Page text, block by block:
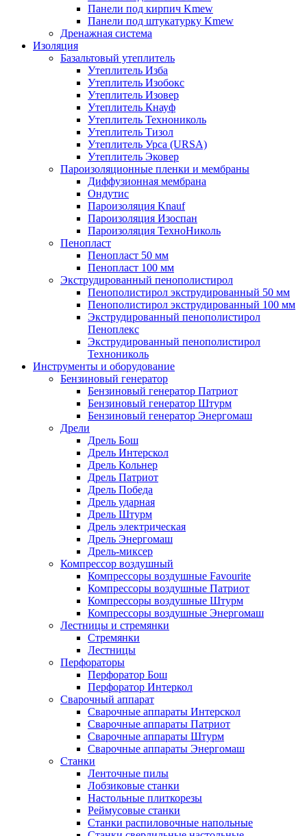
Панели под кирпич Kmew
Панели под штукатурку Kmew
Дренажная система
Изоляция
Базальтовый утеплитель
Утеплитель Изба
Утеплитель Изобокс
Утеплитель Изовер
Утеплитель Кнауф
Утеплитель Технониколь
Утеплитель Тизол
Утеплитель Урса (URSA)
Утеплитель Эковер
Пароизоляционные пленки и мембраны
Диффузионная мембрана
Ондутис
Пароизоляция Knauf
Пароизоляция Изоспан
Пароизоляция ТехноНиколь
Пенопласт
Пенопласт 50 мм
Пенопласт 100 мм
Экструдированный пенополистирол
Пенополистирол экструдированный 50 мм
Пенополистирол экструдированный 100 мм
Экструдированный пенополистирол
Пеноплекс
Экструдированный пенополистирол
Технониколь
Инструменты и оборудование
Бензиновый генератор
Бензиновый генератор Патриот
Бензиновый генератор Штурм
Бензиновый генератор Энергомаш
Дрели
Дрель Бош
Дрель Интерскол
Дрель Кольнер
Дрель Патриот
Дрель Победа
Дрель ударная
Дрель Штурм
Дрель электрическая
Дрель Энергомаш
Дрель-миксер
Компрессор воздушный
Компрессоры воздушные Favourite
Компрессоры воздушные Патриот
Компрессоры воздушные Штурм
Компрессоры воздушные Энергомаш
Лестницы и стремянки
Стремянки
Лестницы
Перфораторы
Перфоратор Бош
Перфоратор Интеркол
Сварочный аппарат
Сварочные аппараты Интерскол
Сварочные аппараты Патриот
Сварочные аппараты Штурм
Сварочные аппараты Энергомаш
Станки
Ленточные пилы
Лобзиковые станки
Настольные плиткорезы
Реймусовые станки
Станки распиловочные напольные